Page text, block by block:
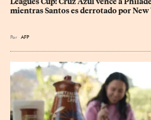
mientras Santos es derrotado por
Por AFP